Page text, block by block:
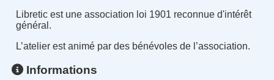
Libretic est une association loi 1901 reconnue d'intérêt
général.
L’atelier est animé par des bénévoles de l’association.
Informations